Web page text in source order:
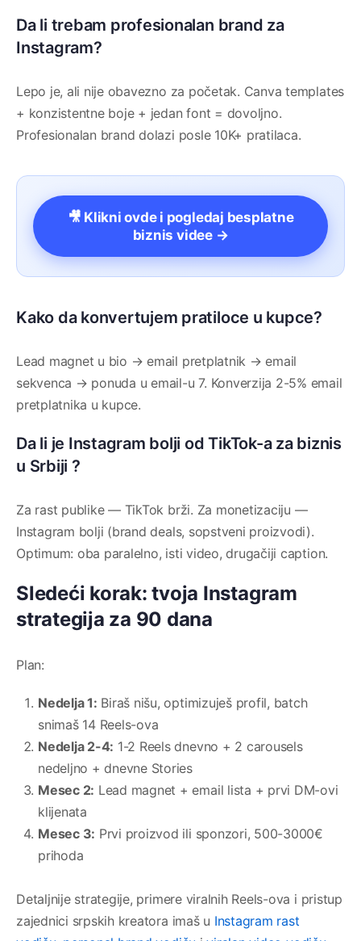
Da li trebam profesionalan brand za
Instagram?
Lepo je, ali nije obavezno za početak. Canva templates
+ konzistentne boje + jedan font = dovoljno.
Profesionalan brand dolazi posle 10K+ pratilaca.
🎥 Klikni ovde i pogledaj besplatne
biznis videe →
Kako da konvertujem pratiloce u kupce?
Lead magnet u bio → email pretplatnik → email
sekvenca → ponuda u email-u 7. Konverzija 2-5% email
pretplatnika u kupce.
Da li je Instagram bolji od TikTok-a za biznis
u Srbiji ?
Za rast publike — TikTok brži. Za monetizaciju —
Instagram bolji (brand deals, sopstveni proizvodi).
Optimum: oba paralelno, isti video, drugačiji caption.
Sledeći korak: tvoja Instagram
strategija za 90 dana
Plan:
Nedelja 1: Biraš nišu, optimizuješ profil, batch
snimaš 14 Reels-ova
Nedelja 2-4: 1-2 Reels dnevno + 2 carousels
nedeljno + dnevne Stories
Mesec 2: Lead magnet + email lista + prvi DM-ovi
klijenata
Mesec 3: Prvi proizvod ili sponzori, 500-3000€
prihoda
Detaljnije strategije, primere viralnih Reels-ova i pristup
zajednici srpskih kreatora imaš u Instagram rast